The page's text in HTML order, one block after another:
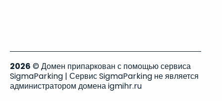
2026 © Домен припаркован с помощью сервиса
SigmaParking | Сервис SigmaParking не является
администратором домена igmihr.ru